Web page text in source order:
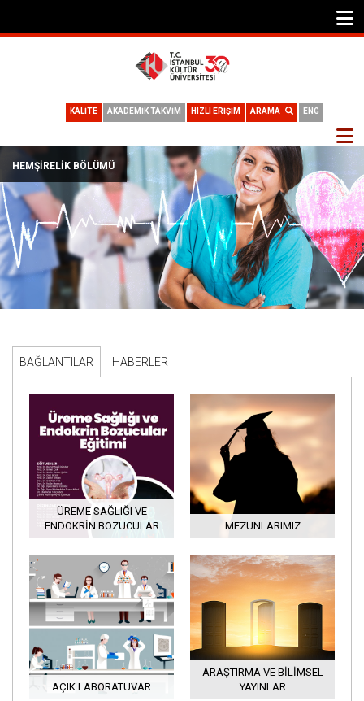
ENG
ARAMA
HIZLI ERİŞİM
AKADEMİK TAKVİM
KALİTE
HEMŞIRELIK BÖLÜMÜ
BAĞLANTILAR HABERLER
ÜREME SAĞLIĞI VE
ENDOKRIN BOZUCULAR
MEZUNLARIMIZ
AÇIK LABORATUVAR
ARAŞTIRMA VE BILIMSEL
YAYINLAR